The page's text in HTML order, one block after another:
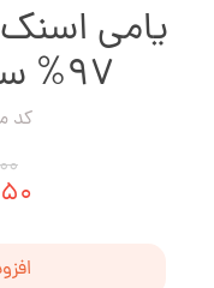
یامی
97% سورن - 50 گرم
کد